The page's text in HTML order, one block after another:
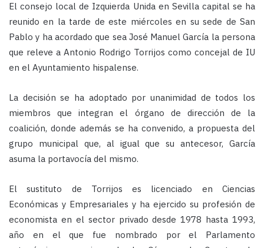
El consejo local de Izquierda Unida en Sevilla capital se ha
reunido en la tarde de este miércoles en su sede de San
Pablo y ha acordado que sea José Manuel García la persona
que releve a Antonio Rodrigo Torrijos como concejal de IU
en el Ayuntamiento hispalense.
La decisión se ha adoptado por unanimidad de todos los
miembros que integran el órgano de dirección de la
coalición, donde además se ha convenido, a propuesta del
grupo municipal que, al igual que su antecesor, García
asuma la portavocía del mismo.
El sustituto de Torrijos es licenciado en Ciencias
Económicas y Empresariales y ha ejercido su profesión de
economista en el sector privado desde 1978 hasta 1993,
año en el que fue nombrado por el Parlamento